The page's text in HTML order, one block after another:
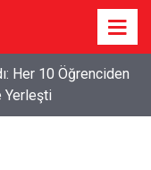
Her 10 Öğrenciden
Yerleşti